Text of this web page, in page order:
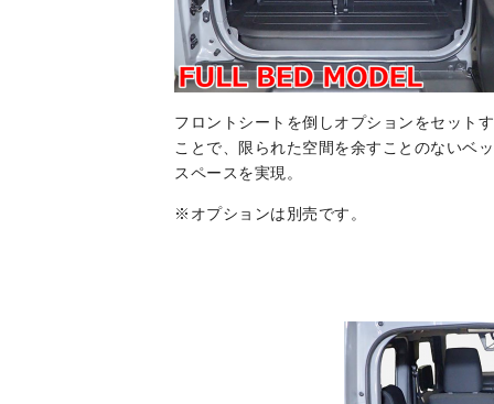
フロントシートを倒しオプションをセット
ことで、限られた空間を余すことのないベ
スペースを実現。
※オプションは別売です。